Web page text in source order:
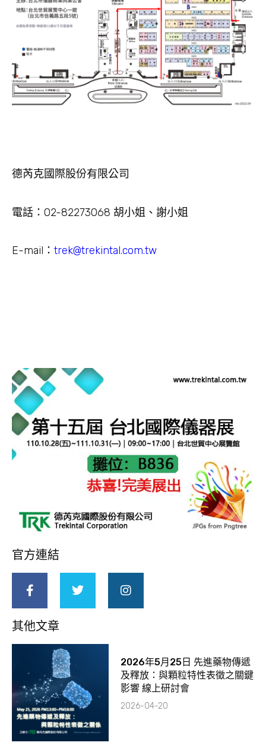
德芮克國際股份有限公司
電話：02-82273068 胡小姐、謝小姐
E-mail： trek@trekintal.com.tw
官方連結
其他文章
2026年5月25日 先進藥物傳遞
及釋放：與顆粒特性表徵之關鍵
影響 線上研討會
2026-04-20